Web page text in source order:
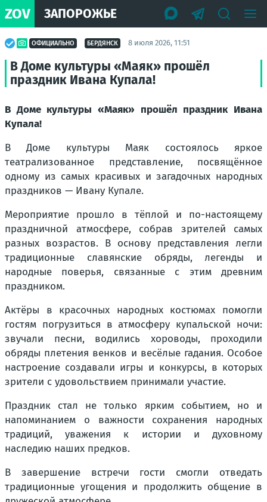
ZOV ЗАПОРОЖЬЕ
ОФИЦИАЛЬНО БЕРДЯНСК 8 июля 2026, 11:51
В Доме культуры «Маяк» прошёл
праздник Ивана Купала!
В Доме культуры «Маяк» прошёл праздник Ивана
Купала!
В Доме культуры Маяк состоялось яркое
театрализованное представление, посвящённое
одному из самых красивых и загадочных народных
праздников — Ивану Купале.
Мероприятие прошло в тёплой и по-настоящему
праздничной атмосфере, собрав зрителей самых
разных возрастов. В основу представления легли
традиционные славянские обряды, легенды и
народные поверья, связанные с этим древним
праздником.
Актёры в красочных народных костюмах помогли
гостям погрузиться в атмосферу купальской ночи:
звучали песни, водились хороводы, проходили
обряды плетения венков и весёлые гадания. Особое
настроение создавали игры и конкурсы, в которых
зрители с удовольствием принимали участие.
Праздник стал не только ярким событием, но и
напоминанием о важности сохранения народных
традиций, уважения к истории и духовному
наследию наших предков.
В завершение встречи гости смогли отведать
традиционные угощения и продолжить общение в